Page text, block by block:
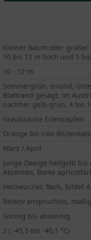
Kleiner Baum oder großer
10 bis 12 m hoch und 5
10 - 12 m
Sommergrün, eirund,
Blattrand gesägt, im
nachher gelb-grün, 4 bis
Graubraune Erlenzapfen
Orange bis rote
März / April
Junge Zweige hellgelb
Akzenten, Borke
Herzwurzler, flach, bildet
Relativ anspruchlos,
Sonnig bis absonnig
2 ( -45,5 bis -40,1 °C)